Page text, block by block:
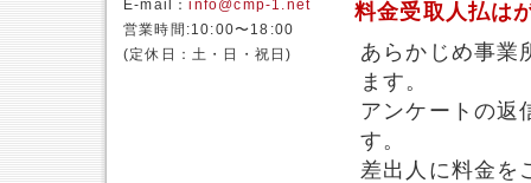
料金受取人払は
あらかじめ事業
ます。
アンケートの返
す。
差出人に料金を
E-mail：info@cmp-1.net
営業時間:10:00〜18:00
(定休日：土・日・祝日)